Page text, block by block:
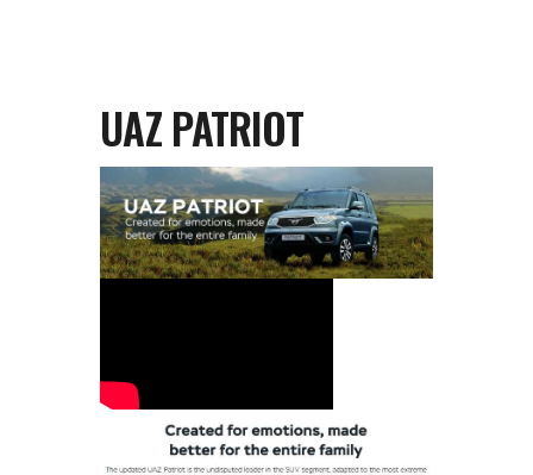
UAZ PATRIOT